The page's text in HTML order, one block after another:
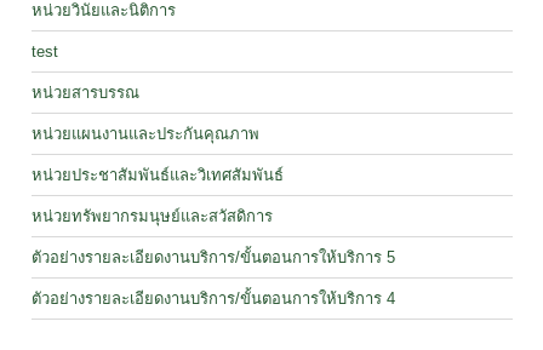
หน่วยวินัยและนิติการ
test
หน่วยสารบรรณ
หน่วยแผนงานและประกันคุณภาพ
หน่วยประชาสัมพันธ์และวิเทศสัมพันธ์
หน่วยทรัพยากรมนุษย์และสวัสดิการ
ตัวอย่างรายละเอียดงานบริการ/ขั้นตอนการให้บริการ 5
ตัวอย่างรายละเอียดงานบริการ/ขั้นตอนการให้บริการ 4